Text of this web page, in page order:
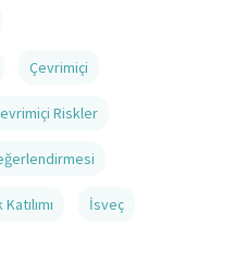
Çevrimiçi
Riskler
İsveç